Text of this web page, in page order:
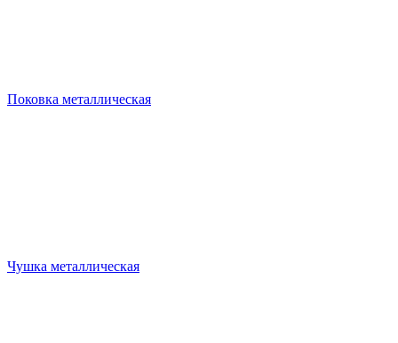
Поковка металлическая
Чушка металлическая